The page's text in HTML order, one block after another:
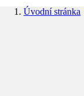
Úvodní stránka